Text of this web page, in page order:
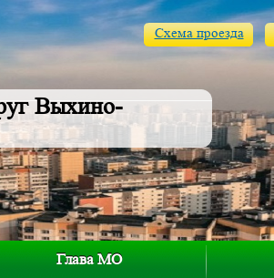
Выхино-
Схема проезда
Глава МО